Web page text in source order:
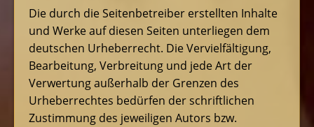
Die durch die Seitenbetreiber erstellten Inhalte
und Werke auf diesen Seiten unterliegen dem
deutschen Urheberrecht. Die Vervielfältigung,
Bearbeitung, Verbreitung und jede Art der
Verwertung außerhalb der Grenzen des
Urheberrechtes bedürfen der schriftlichen
Zustimmung des jeweiligen Autors bzw.